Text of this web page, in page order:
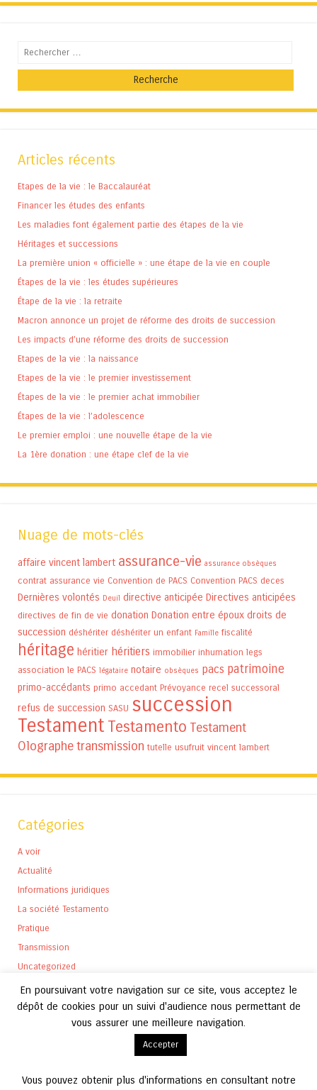
Recherche
Articles récents
Etapes de la vie : le Baccalauréat
Financer les études des enfants
Les maladies font également partie des étapes de la vie
Héritages et successions
La première union « officielle » : une étape de la vie en couple
Étapes de la vie : les études supérieures
Étape de la vie : la retraite
Macron annonce un projet de réforme des droits de succession
Les impacts d’une réforme des droits de succession
Etapes de la vie : la naissance
Etapes de la vie : le premier investissement
Étapes de la vie : le premier achat immobilier
Étapes de la vie : l’adolescence
Le premier emploi : une nouvelle étape de la vie
La 1ère donation : une étape clef de la vie
Nuage de mots-clés
affaire vincent lambert assurance-vie assurance obsèques
contrat assurance vie Convention de PACS Convention PACS deces
Dernières volontés Deuil directive anticipée Directives anticipées
directives de fin de vie donation Donation entre époux droits de
succession déshériter déshériter un enfant Famille fiscalité
héritage héritier héritiers immobilier inhumation legs
association le PACS légataire notaire obsèques pacs patrimoine
primo-accédants primo accedant Prévoyance recel successoral
refus de succession SASU succession
Testament Testamento Testament
Olographetransmission tutelle usufruit vincent lambert
Catégories
A voir
Actualité
Informations juridiques
La société Testamento
Pratique
Transmission
Uncategorized
En poursuivant votre navigation sur ce site, vous acceptez le
dépôt de cookies pour un suivi d'audience nous permettant de
vous assurer une meilleure navigation.
Accepter
Vous pouvez obtenir plus d'informations en consultant notre